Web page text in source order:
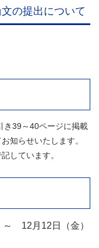
の提出について
き39～40ページに掲載
知らせいたします。
しています。
12月12日（金）